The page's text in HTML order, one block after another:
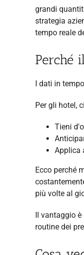
grandi
strategia
tempo reale
Perché
I dati in
Per gli hotel,
Tieni
Applica
Ecco perché
più volte al
Il vantaggio
routine dei